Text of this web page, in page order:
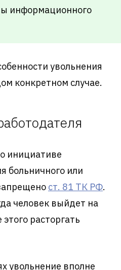
информационного
увольнения
конкретном случае.
инициативе
больничного или
ст. 81 ТК РФ.
человек выйдет на
расторгать
увольнение вполне